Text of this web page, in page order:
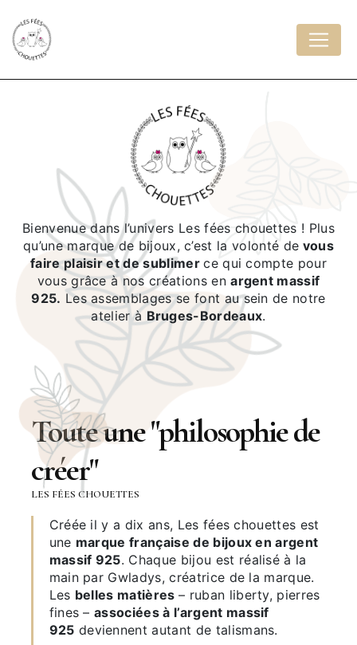
Bienvenue dans l’univers Les fées chouettes ! Plus
qu’une marque de bijoux, c’est la volonté de vous
faire plaisir et de sublimerce qui compte pour
vous grâce à nos créations enargent massif
925. Les assemblages se font au sein de notre
atelier à Bruges-Bordeaux.
Toute une "philosophie de
créer"
LES FÉES CHOUETTES
Créée il y a dix ans, Les fées chouettes est
une marque française de bijoux en argent
massif 925. Chaque bijou est réalisé à la
main par Gwladys, créatrice de la marque.
Les belles matières – ruban liberty, pierres
fines –associées à l’argent massif
925 deviennent autant de talismans.